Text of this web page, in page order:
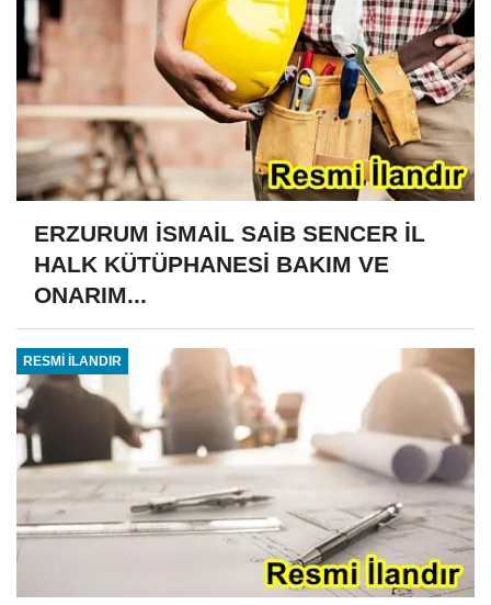
ERZURUM İSMAİL SAİB SENCER İL
HALK KÜTÜPHANESİ BAKIM VE
ONARIM...
RESMİ İLANDIR